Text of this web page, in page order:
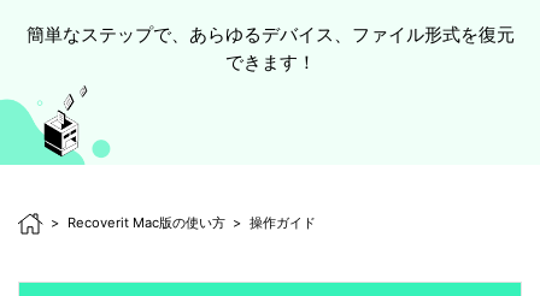
• Windowsデータ復元
• Macデータ復元
• クラッシュしたパソコンから復元
外付けデバイス復元
無料ダウンロード
簡単なステップで、あらゆるデバイス、ファイル形式を復元
できます！
Recoverit Mac版の使い方 操作ガイド